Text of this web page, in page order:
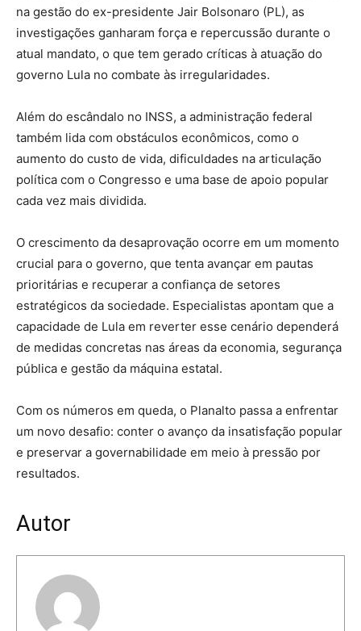
na gestão do ex-presidente Jair Bolsonaro (PL), as
investigações ganharam força e repercussão durante o
atual mandato, o que tem gerado críticas à atuação do
governo Lula no combate às irregularidades.
Além do escândalo no INSS, a administração federal
também lida com obstáculos econômicos, como o
aumento do custo de vida, dificuldades na articulação
política com o Congresso e uma base de apoio popular
cada vez mais dividida.
O crescimento da desaprovação ocorre em um momento
crucial para o governo, que tenta avançar em pautas
prioritárias e recuperar a confiança de setores
estratégicos da sociedade. Especialistas apontam que a
capacidade de Lula em reverter esse cenário dependerá
de medidas concretas nas áreas da economia, segurança
pública e gestão da máquina estatal.
Com os números em queda, o Planalto passa a enfrentar
um novo desafio: conter o avanço da insatisfação popular
e preservar a governabilidade em meio à pressão por
resultados.
Autor